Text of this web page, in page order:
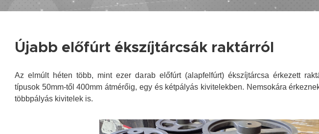
Újabb előfúrt ékszíjtárcsák raktárról
Az elmúlt héten több, mint ezer darab előfúrt (alapfelfúrt) ékszíjtárcsa érkezett
típusok 50mm-től 400mm átmérőig, egy és kétpályás kivitelekben. Nemsokára
többpályás kivitelek is.